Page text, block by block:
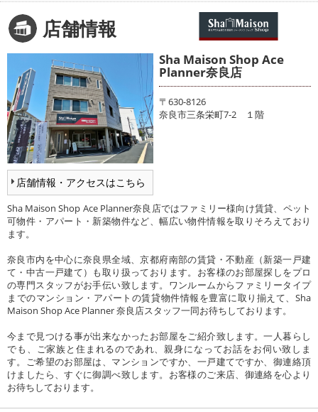
店舗情報
店舗情報・アクセスはこちら
Sha Maison Shop Ace
Planner奈良店
〒630-8126
奈良市三条栄町7-2 １階
Sha Maison Shop Ace Planner奈良店ではファミリー様向け賃貸、ペット
可物件・アパート・新築物件など、幅広い物件情報を取りそろえており
ます。
奈良市内を中心に奈良県全域、京都府南部の賃貸・不動産（新築一戸建
て・中古一戸建て）も取り扱っております。お客様のお部屋探しをプロ
の専門スタッフがお手伝い致します。ワンルームからファミリータイプ
までのマンション・アパートの賃貸物件情報を豊富に取り揃えて、Sha
Maison Shop Ace Planner 奈良店スタッフ一同お待ちしております。
今まで見つける事が出来なかったお部屋をご紹介致します。一人暮らし
でも、ご家族と住まれるのであれ、親身になってお話をお伺い致しま
す。ご希望のお部屋は、マンションですか、一戸建てですか、御連絡頂
けましたら、すぐに御調べ致します。お客様のご来店、御連絡を心より
お待ちしております。